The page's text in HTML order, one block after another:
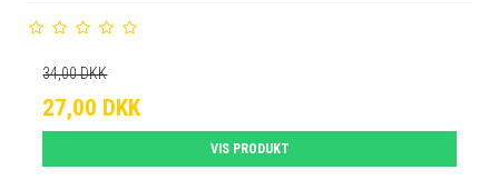
34,00 DKK
27,00 DKK
VIS PRODUKT